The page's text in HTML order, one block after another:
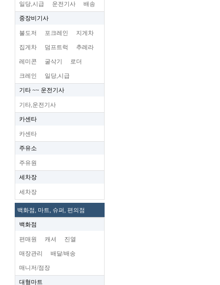
일당,시급 운전기사 배송
중장비기사
불도저 포크레인 지게차
집게차 덤프트럭 추레라
레미콘 굴삭기 로더
크레인 일당,시급
기타 ~~ 운전기사
기타,운전기사
카센타
카센타
주유소
주유원
세차장
세차장
백화점, 마트, 슈퍼, 편의점
백화점
편매원 캐셔 진열
매장관리 배달/배송
매니저/점장
대형마트